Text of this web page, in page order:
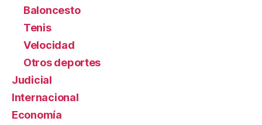
Baloncesto
Tenis
Velocidad
Otros deportes
Judicial
Internacional
Economía